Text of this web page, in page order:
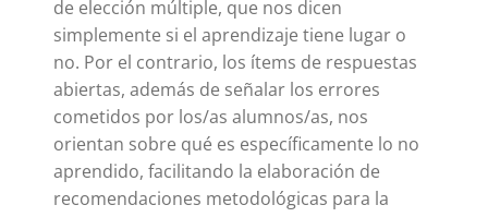
de elección múltiple, que nos dicen
simplemente si el aprendizaje tiene lugar o
no. Por el contrario, los ítems de respuestas
abiertas, además de señalar los errores
cometidos por los/as alumnos/as, nos
orientan sobre qué es específicamente lo no
aprendido, facilitando la elaboración de
recomendaciones metodológicas para la